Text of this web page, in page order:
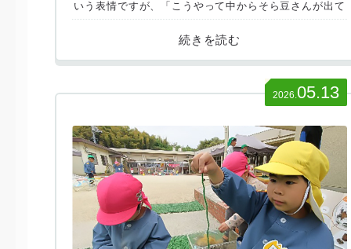
いう表情ですが、「こうやって中からそら豆さんが出て
せると、「やりたい！」とやる気スイッチが入ります。
2026.05.13